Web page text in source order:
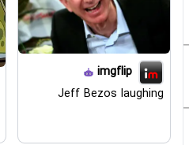
imgflip
Jeff Bezos laughing